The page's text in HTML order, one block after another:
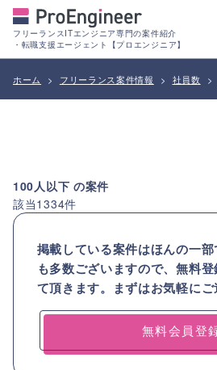
フリーランスITエンジニア専門の案件紹介
・転職支援エージェント【プロエンジニア】
ホーム > フリーランス案件情報 > 社員数 >
100人以下 の案件
該当1334件
掲載している案件はほんの一
も多数ございますので、無料
て頂きます。まずはお気軽にご
無料会員登